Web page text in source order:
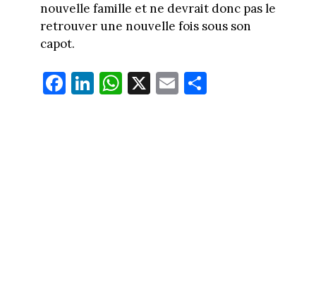
nouvelle famille et ne devrait donc pas le
retrouver une nouvelle fois sous son
capot.
Fa
ce
Li
nk
W
ha
X E
m
Pa
rt